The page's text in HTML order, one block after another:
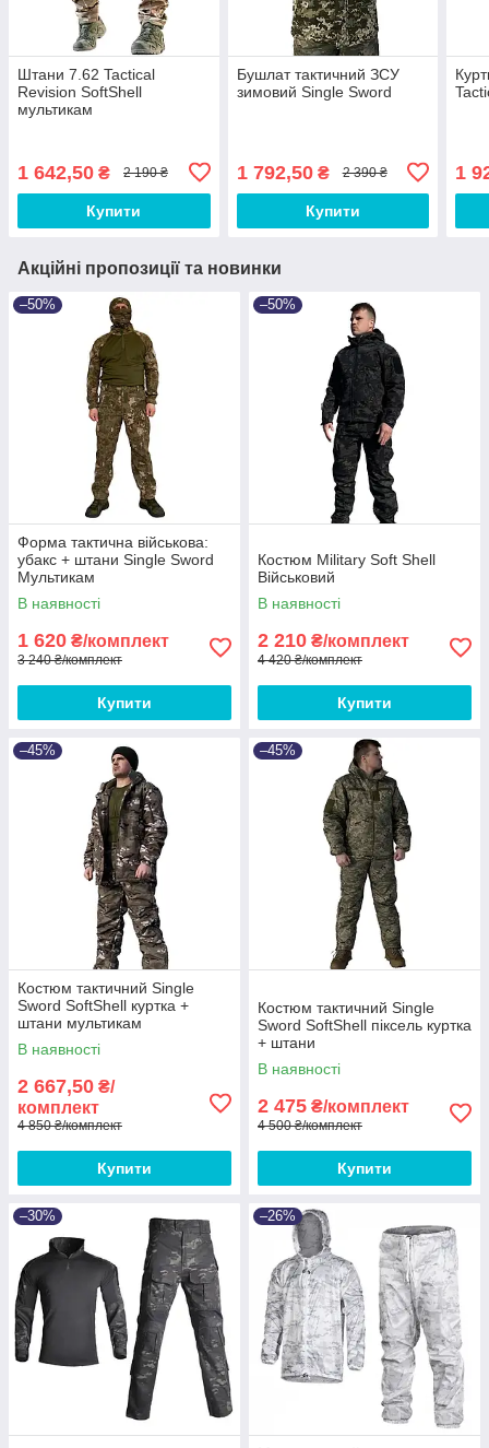
Штани 7.62 Tactical
Revision SoftShell
мультикам
1 642,50 ₴ 2 190 ₴
Купити
Бушлат тактичний ЗСУ
зимовий Single Sword
1 792,50₴ 2 390 ₴
Купити
1
Акційні пропозиції та новинки
–50%
Форма тактична військова:
убакс + штани Single Sword
Мультикам
В наявності
1 620 ₴/комплект
3 240 ₴/комплект
Купити
–50%
Костюм Military Soft Shell
Військовий
В наявності
2 210 ₴/комплект
4 420 ₴/комплект
Купити
–45%
Костюм тактичний Single
Sword SoftShell куртка +
штани мультикам
В наявності
2 667,50 ₴/
комплект
4 850 ₴/комплект
Купити
–45%
Костюм тактичний Single
Sword SoftShell піксель куртка
+ штани
В наявності
2 475 ₴/комплект
4 500 ₴/комплект
Купити
–30% –26%